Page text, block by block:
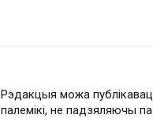
Рэдакцыя можа
палемікі, не падзяляючы